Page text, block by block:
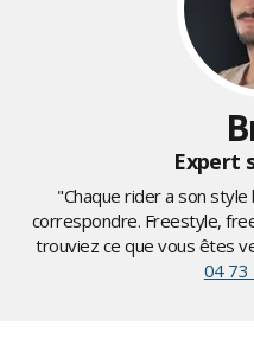
Expert
"Chaque rider a son
correspondre. Freestyle,
trouviez ce que vous êtes
04 73